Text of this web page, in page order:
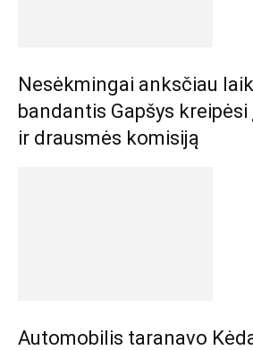
Nesėkmingai anksčiau
bandantis Gapšys
ir drausmės komisiją
Automobilis taranavo